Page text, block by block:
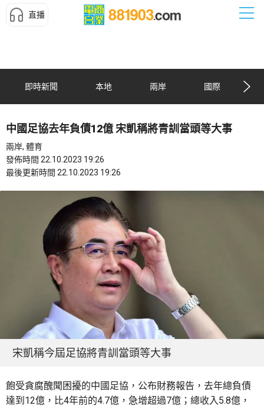
直播
即時新聞 本地 兩岸 國際
中國足協去年負債12億 宋凱稱將青訓當頭等大事
兩岸, 體育
發佈時間 22.10.2023 19:26
最後更新時間 22.10.2023 19:26
宋凱稱今屆足協將青訓當頭等大事
飽受貪腐醜聞困擾的中國足協，公布財務報告，去年總負債
達到12億，比4年前的4.7億，急增超過7億；總收入5.8億，